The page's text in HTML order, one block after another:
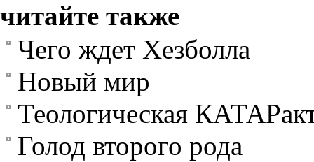
читайте также
Чего ждет Хезболла
Новый мир
Теологическая
Голод второго рода